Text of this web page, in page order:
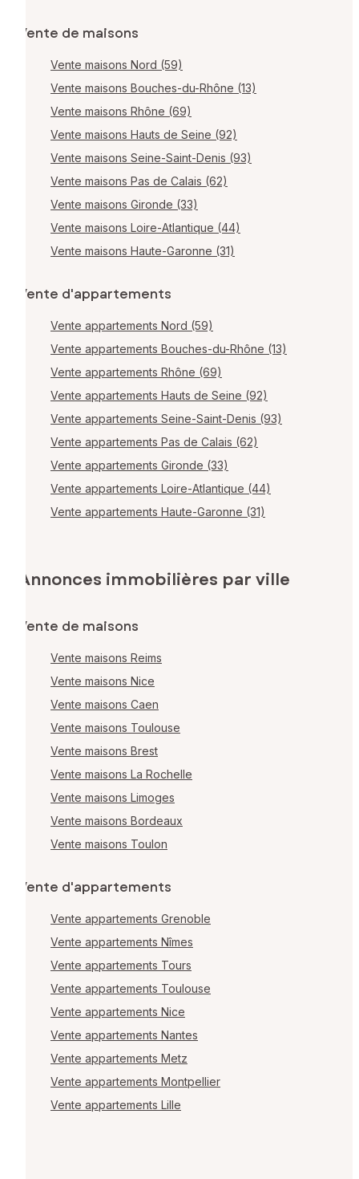
Vente de maisons
Vente maisons Nord (59)
Vente maisons Bouches-du-Rhône (13)
Vente maisons Rhône (69)
Vente maisons Hauts de Seine (92)
Vente maisons Seine-Saint-Denis (93)
Vente maisons Pas de Calais (62)
Vente maisons Gironde (33)
Vente maisons Loire-Atlantique (44)
Vente maisons Haute-Garonne (31)
Vente d'appartements
Vente appartements Nord (59)
Vente appartements Bouches-du-Rhône (13)
Vente appartements Rhône (69)
Vente appartements Hauts de Seine (92)
Vente appartements Seine-Saint-Denis (93)
Vente appartements Pas de Calais (62)
Vente appartements Gironde (33)
Vente appartements Loire-Atlantique (44)
Vente appartements Haute-Garonne (31)
Annonces immobilières par ville
Vente de maisons
Vente maisons Reims
Vente maisons Nice
Vente maisons Caen
Vente maisons Toulouse
Vente maisons Brest
Vente maisons La Rochelle
Vente maisons Limoges
Vente maisons Bordeaux
Vente maisons Toulon
Vente d'appartements
Vente appartements Grenoble
Vente appartements Nîmes
Vente appartements Tours
Vente appartements Toulouse
Vente appartements Nice
Vente appartements Nantes
Vente appartements Metz
Vente appartements Montpellier
Vente appartements Lille